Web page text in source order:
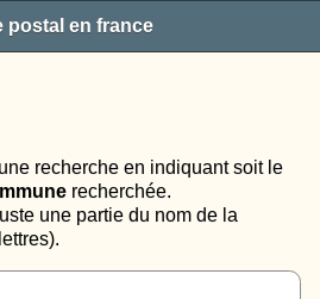
postal en france
recherche en indiquant soit le
recherchée.
une partie du nom de la